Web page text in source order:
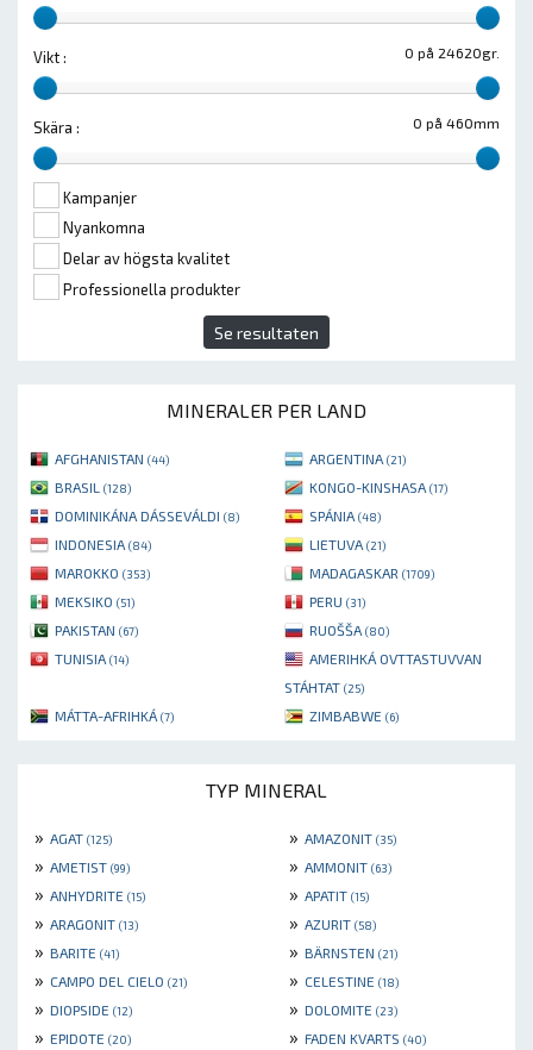
0 på 24620gr.
Vikt :
0 på 460mm
Skära :
Kampanjer
Nyankomna
Delar av högsta kvalitet
Professionella produkter
Se resultaten
MINERALER PER LAND
AFGHANISTAN (44) ARGENTINA (21)
BRASIL (128) KONGO-KINSHASA (17)
DOMINIKÁNA DÁSSEVÁLDI (8) SPÁNIA (48)
INDONESIA (84) LIETUVA (21)
MAROKKO (353) MADAGASKAR (1709)
MEKSIKO (51) PERU (31)
PAKISTAN (67) RUOŠŠA (80)
TUNISIA (14)
AMERIHKÁ OVTTASTUVVAN
STÁHTAT (25)
MÁTTA-AFRIHKÁ (7) ZIMBABWE (6)
TYP MINERAL
» AGAT (125) » AMAZONIT (35)
» AMETIST (99) » AMMONIT (63)
» ANHYDRITE (15) » APATIT (15)
» ARAGONIT (13) » AZURIT (58)
» BARITE (41) » BÄRNSTEN (21)
» CAMPO DEL CIELO (21) » CELESTINE (18)
» DIOPSIDE (12) » DOLOMITE (23)
» EPIDOTE (20) » FADEN KVARTS (40)